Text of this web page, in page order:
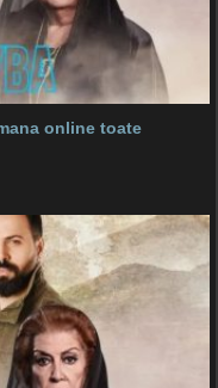
online toate